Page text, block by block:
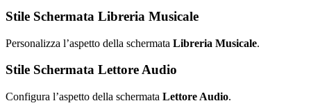
Stile Schermata Libreria Musicale
Personalizza l’aspetto della schermata Libreria Musicale.
Stile Schermata Lettore Audio
Configura l’aspetto della schermata Lettore Audio.